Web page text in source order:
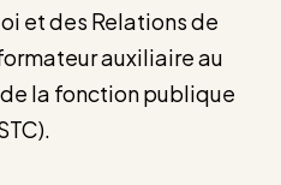
et des Relations de
auxiliaire au
la fonction publique